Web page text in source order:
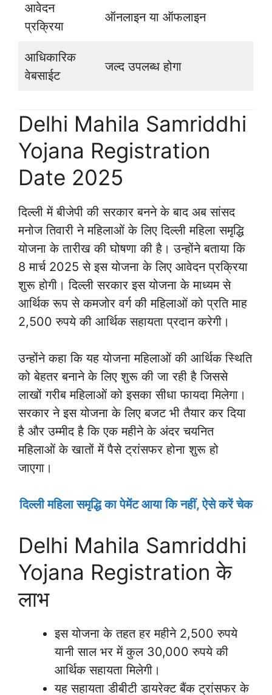
आवेदन
प्रक्रिया
ऑनलाइन या ऑफलाइन
आधिकारिक
वेबसाईट
जल्द उपलब्ध होगा
Delhi Mahila Samriddhi
Yojana Registration
Date 2025
दिल्ली में बीजेपी की सरकार बनने के बाद अब सांसद
मनोज तिवारी ने महिलाओं के लिए दिल्ली महिला समृद्धि
योजना के तारीख की घोषणा की है। उन्होंने बताया कि
8 मार्च 2025 से इस योजना के लिए आवेदन प्रक्रिया
शुरू होगी। दिल्ली सरकार इस योजना के माध्यम से
आर्थिक रूप से कमजोर वर्ग की महिलाओं को प्रति माह
2,500 रुपये की आर्थिक सहायता प्रदान करेगी।
उन्होंने कहा कि यह योजना महिलाओं की आर्थिक स्थिति
को बेहतर बनाने के लिए शुरू की जा रही है जिससे
लाखों गरीब महिलाओं को इसका सीधा फायदा मिलेगा।
सरकार ने इस योजना के लिए बजट भी तैयार कर दिया
है और उम्मीद है कि एक महीने के अंदर चयनित
महिलाओं के खातों में पैसे ट्रांसफर होना शुरू हो
जाएगा।
दिल्ली महिला समृद्धि का पेमेंट आया कि नहीं, ऐसे करें चेक
Delhi Mahila Samriddhi
Yojana Registration के
लाभ
इस योजना के तहत हर महीने 2,500 रुपये
यानी साल भर में कुल 30,000 रुपये की
आर्थिक सहायता मिलेगी।
यह सहायता डीबीटी डायरेक्ट बैंक ट्रांसफर के